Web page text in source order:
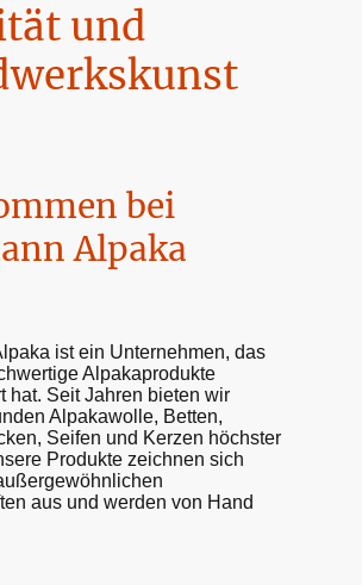
und
bei
Alpaka
ist ein Unternehmen, das
Alpakaprodukte
hat. Seit Jahren bieten wir
Alpakawolle, Betten,
Seifen und Kerzen höchster
Produkte zeichnen sich
aus und werden von Hand